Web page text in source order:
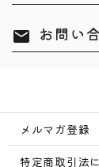
mail お問い
メルマガ登録
特定商取引法